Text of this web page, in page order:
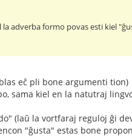
adverba formo povas esti kiel
eĉ pli bone argumenti tion)
sama kiel en la natutraj
(laŭ la vortfaraj reguloj ĝi
"ĝusta" estas bone